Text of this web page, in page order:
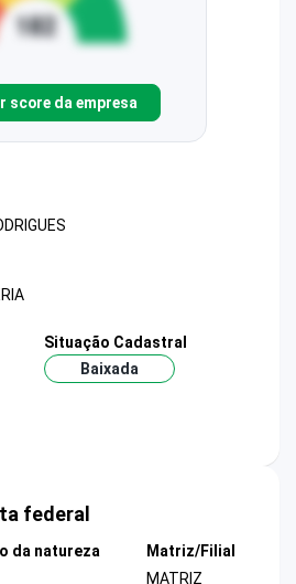
score da empresa
Situação Cadastral
Baixada
federal
da natureza
Matriz/Filial
MATRIZ